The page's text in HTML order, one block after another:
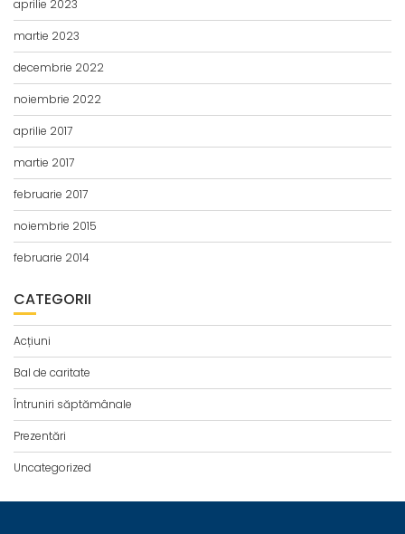
aprilie 2023
martie 2023
decembrie 2022
noiembrie 2022
aprilie 2017
martie 2017
februarie 2017
noiembrie 2015
februarie 2014
CATEGORII
Acțiuni
Bal de caritate
Întruniri săptămânale
Prezentări
Uncategorized